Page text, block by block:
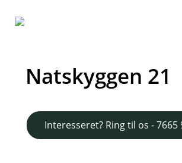
Forside
Projektet
Området
Natskyggen 21
Interesseret? Ring til os - 7665